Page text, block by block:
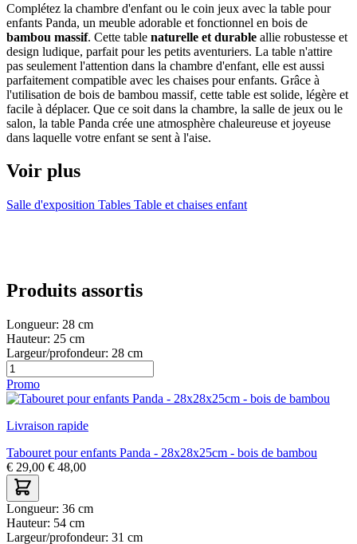
Complétez la chambre d'enfant ou le coin jeux avec la table pour
enfants Panda, un meuble adorable et fonctionnel en bois de
bambou massif. Cette table naturelle et durable allie robustesse et
design ludique, parfait pour les petits aventuriers. La table n'attire
pas seulement l'attention dans la chambre d'enfant, elle est aussi
parfaitement compatible avec les chaises pour enfants. Grâce à
l'utilisation de bois de bambou massif, cette table est solide, légère et
facile à déplacer. Que ce soit dans la chambre, la salle de jeux ou le
salon, la table Panda crée une atmosphère chaleureuse et joyeuse
dans laquelle votre enfant se sent à l'aise.
Voir plus
Salle d'exposition Tables Table et chaises enfant
Produits assortis
Longueur: 28 cm
Hauteur: 25 cm
Largeur/profondeur: 28 cm
Promo
Livraison rapide
Tabouret pour enfants Panda - 28x28x25cm - bois de bambou
€ 29,00 € 48,00
Longueur: 36 cm
Hauteur: 54 cm
Largeur/profondeur: 31 cm